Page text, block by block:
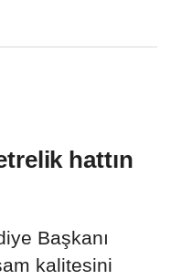
hattın
Başkanı
kalitesini